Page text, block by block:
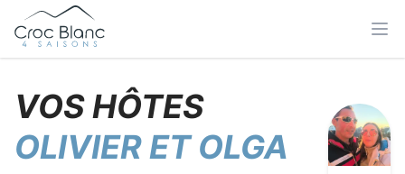
VOS HÔTES
OLIVIER ET OLGA